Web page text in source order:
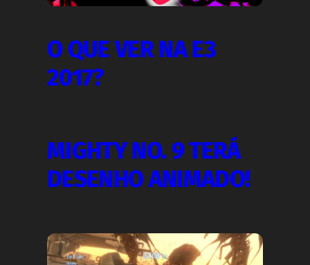
O QUE VER NA E3
2017?
MIGHTY NO. 9 TERÁ
DESENHO ANIMADO!